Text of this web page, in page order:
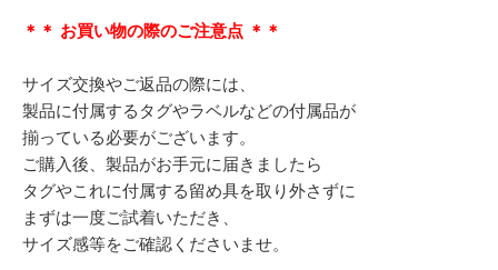
＊＊ お買い物の際のご注意点 ＊＊
サイズ交換やご返品の際には、
製品に付属するタグやラベルなどの付属品が
揃っている必要がございます。
ご購入後、製品がお手元に届きましたら
タグやこれに付属する留め具を取り外さずに
まずは一度ご試着いただき、
サイズ感等をご確認くださいませ。